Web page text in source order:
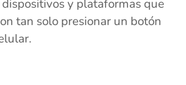
y plataformas que
tan solo presionar un botón